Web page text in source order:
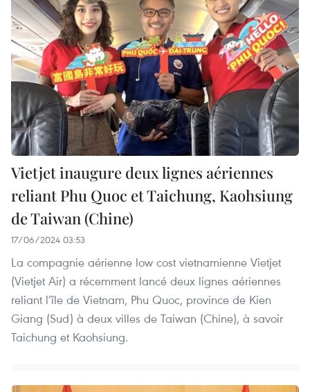
Vietjet inaugure deux lignes aériennes
reliant Phu Quoc et Taichung, Kaohsiung
de Taiwan (Chine)
17/06/2024 03:53
La compagnie aérienne low cost vietnamienne Vietjet
(Vietjet Air) a récemment lancé deux lignes aériennes
reliant l’île de Vietnam, Phu Quoc, province de Kien
Giang (Sud) à deux villes de Taiwan (Chine), à savoir
Taichung et Kaohsiung.